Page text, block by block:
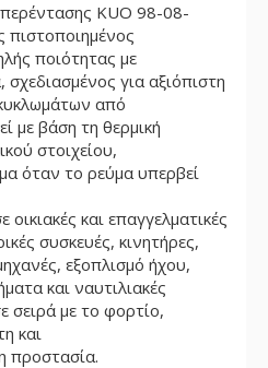
KUO 98-08-
πιστοποιημένος
ποιότητας με
για αξιόπιστη
από
με βάση τη θερμική
στοιχείου,
όταν το ρεύμα υπερβεί
και επαγγελματικές
συσκευές, κινητήρες,
εξοπλισμό ήχου,
και ναυτιλιακές
σειρά με το φορτίο,
και
προστασία.